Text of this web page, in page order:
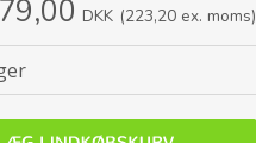
DKK (223,20 ex. moms)